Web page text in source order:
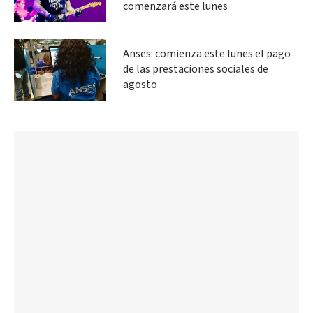
comenzará este lunes
Anses: comienza este lunes el pago
de las prestaciones sociales de
agosto